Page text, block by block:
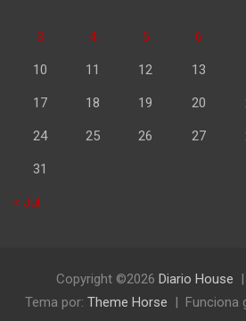
3 4 5 6
10 11 12 13
17 18 19 20
24 25 26 27
31
« Jul
Copyright ©2026 Diario House
Tema por: Theme Horse Funciona